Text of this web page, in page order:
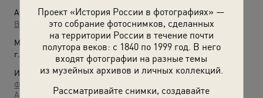
Проект «История России в фотографиях» —
это собрание фотоснимков, сделанных
на территории России в течение почти
полутора веков: с 1840 по 1999 год. В него
входят фотографии на разные темы
из музейных архивов и личных коллекций.
Рассматривайте снимки, создавайте
Автор:
Валерий Усманов
Место съемки:
г. Пермь, Ленинский р-н
Источники:
Фотографии пользователей russiainphoto.ru
Архив Валерия Усманова